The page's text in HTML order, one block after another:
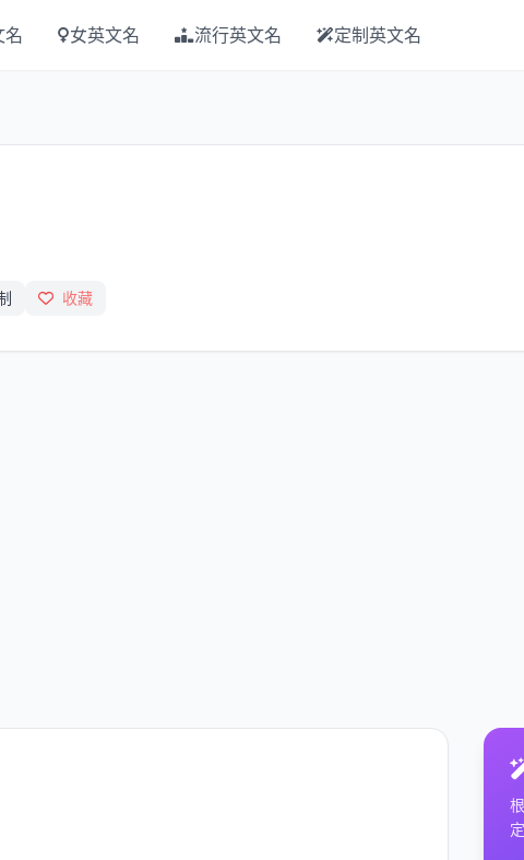
名 女英文名 流行英文名 定制英文名
收藏